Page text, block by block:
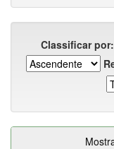
Classificar por: